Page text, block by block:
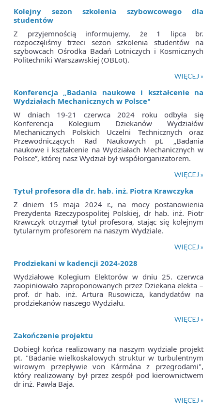
Kolejny sezon szkolenia szybowcowego dla
studentów
Z przyjemnością informujemy, że 1 lipca br.
rozpoczęliśmy trzeci sezon szkolenia studentów na
szybowcach Ośrodka Badań Lotniczych i Kosmicznych
Politechniki Warszawskiej (OBLot).
WIĘCEJ »
Konferencja „Badania naukowe i kształcenie na
Wydziałach Mechanicznych w Polsce"
W dniach 19-21 czerwca 2024 roku odbyła się
Konferencja Kolegium Dziekanów Wydziałów
Mechanicznych Polskich Uczelni Technicznych oraz
Przewodniczących Rad Naukowych pt. „Badania
naukowe i kształcenie na Wydziałach Mechanicznych w
Polsce”, której nasz Wydział był współorganizatorem.
WIĘCEJ »
Tytuł profesora dla dr. hab. inż. Piotra Krawczyka
Z dniem 15 maja 2024 r., na mocy postanowienia
Prezydenta Rzeczypospolitej Polskiej, dr hab. inż. Piotr
Krawczyk otrzymał tytuł profesora, stając się kolejnym
tytularnym profesorem na naszym Wydziale.
WIĘCEJ »
Prodziekani w kadencji 2024-2028
Wydziałowe Kolegium Elektorów w dniu 25. czerwca
zaopiniowało zaproponowanych przez Dziekana elekta –
prof. dr hab. inż. Artura Rusowicza, kandydatów na
prodziekanów naszego Wydziału.
WIĘCEJ »
Zakończenie projektu
Dobiegł końca realizowany na naszym wydziale projekt
pt. "Badanie wielkoskalowych struktur w turbulentnym
wirowym przepływie von Kármána z przegrodami",
który realizowany był przez zespół pod kierownictwem
dr inż. Pawła Baja.
WIĘCEJ »